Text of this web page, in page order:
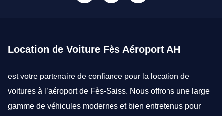
Location de Voiture Fès Aéroport AH
est votre partenaire de confiance pour la location de
voitures à l’aéroport de Fès-Saiss. Nous offrons une large
gamme de véhicules modernes et bien entretenus pour